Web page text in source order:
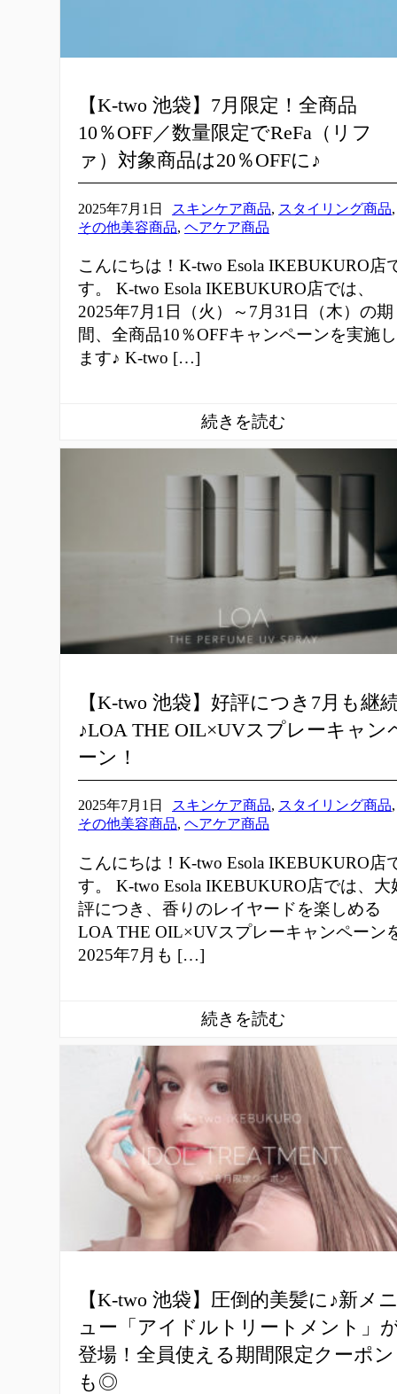
【K-two 池袋】7月限定！全商品
10％OFF／数量限定でReFa（リフ
ァ）対象商品は20％OFFに♪
2025年7月1日 スキンケア商品, スタイリング商品,
その他美容商品, ヘアケア商品
こんにちは！K-two Esola IKEBUKURO店
す。 K-two Esola IKEBUKURO店では、
2025年7月1日（火）～7月31日（木）の期
間、全商品10％OFFキャンペーンを実施し
ます♪ K-two […]
【K-two 池袋】好評につき7月も継
♪LOA THE OIL×UVスプレーキャン
ーン！
2025年7月1日 スキンケア商品, スタイリング商品,
その他美容商品, ヘアケア商品
こんにちは！K-two Esola IKEBUKURO店
す。 K-two Esola IKEBUKURO店では、大
評につき、香りのレイヤードを楽しめる
LOA THE OIL×UVスプレーキャンペーン
2025年7月も […]
【K-two 池袋】圧倒的美髪に♪新メ
ュー「アイドルトリートメント」
登場！全員使える期間限定クーポン
も◎